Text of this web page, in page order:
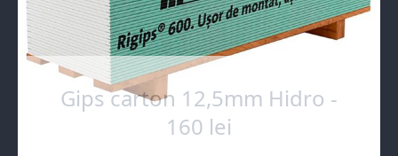
Gips carton 12,5mm Hidro -
160 lei